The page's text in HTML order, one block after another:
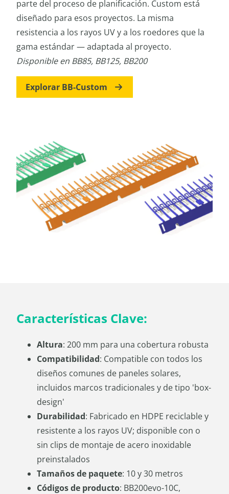
parte del proceso de planificación. Custom está
diseñado para esos proyectos. La misma
resistencia a los rayos UV y a los roedores que la
gama estándar — adaptada al proyecto.
Disponible en BB85, BB125, BB200
Explorar BB-Custom
Características Clave:
Altura: 200 mm para una cobertura robusta
Compatibilidad: Compatible con todos los
diseños comunes de paneles solares,
incluidos marcos tradicionales y de tipo 'box-
design'
Durabilidad: Fabricado en HDPE reciclable y
resistente a los rayos UV; disponible con o
sin clips de montaje de acero inoxidable
preinstalados
Tamaños de paquete: 10 y 30 metros
Códigos de producto: BB200evo-10C,